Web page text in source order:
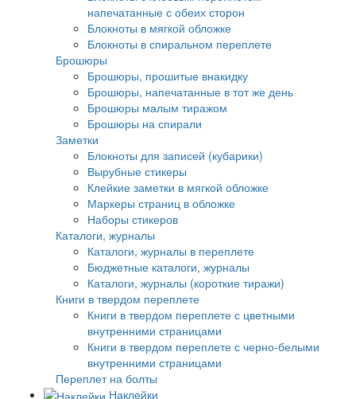
напечатанные с обеих сторон
Блокноты в мягкой обложке
Блокноты в спиральном переплете
Брошюры
Брошюры, прошитые внакидку
Брошюры, напечатанные в тот же день
Брошюры малым тиражом
Брошюры на спирали
Заметки
Блокноты для записей (кубарики)
Вырубные стикеры
Клейкие заметки в мягкой обложке
Маркеры страниц в обложке
Наборы стикеров
Каталоги, журналы
Каталоги, журналы в переплете
Бюджетные каталоги, журналы
Каталоги, журналы (короткие тиражи)
Книги в твердом переплете
Книги в твердом переплете с цветными
внутренними страницами
Книги в твердом переплете с черно-белыми
внутренними страницами
Переплет на болты
Наклейки